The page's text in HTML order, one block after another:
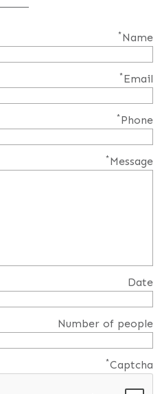
Name
*
Email
*
Phone
*
Message
*
Date
Number of people
Captcha
*